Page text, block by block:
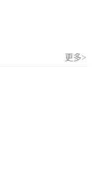
更多>